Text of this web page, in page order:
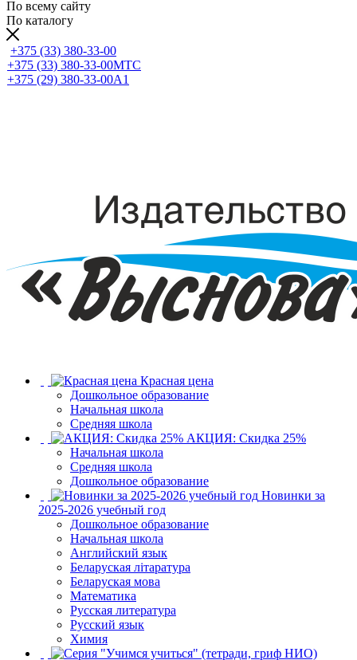
По всему сайту
По каталогу
+375 (33) 380-33-00
+375 (33) 380-33-00МТС
+375 (29) 380-33-00А1
Красная цена
Дошкольное образование
Начальная школа
Средняя школа
АКЦИЯ: Скидка 25%
Начальная школа
Средняя школа
Дошкольное образование
Новинки за
2025-2026 учебный год
Дошкольное образование
Начальная школа
Английский язык
Беларуская літаратура
Беларуская мова
Математика
Русская литература
Русский язык
Химия